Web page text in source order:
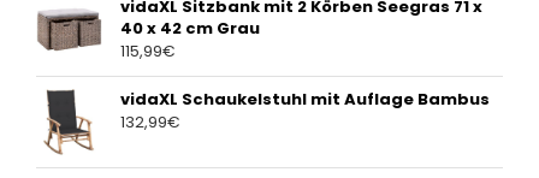
vidaXL Sitzbank mit 2 Körben Seegras 71 x
40 x 42 cm Grau
115,99€
vidaXL Schaukelstuhl mit Auflage Bambus
132,99€